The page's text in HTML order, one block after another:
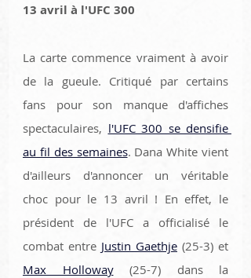
13 avril à l'UFC 300
La carte commence vraiment à avoir
de la gueule. Critiqué par certains
fans pour son manque d'affiches
spectaculaires, l'UFC 300 se densifie
au fil des semaines. Dana White vient
d'ailleurs d'annoncer un véritable
choc pour le 13 avril ! En effet, le
président de l'UFC a officialisé le
combat entre Justin Gaethje
Max Holloway (25-7) dans la